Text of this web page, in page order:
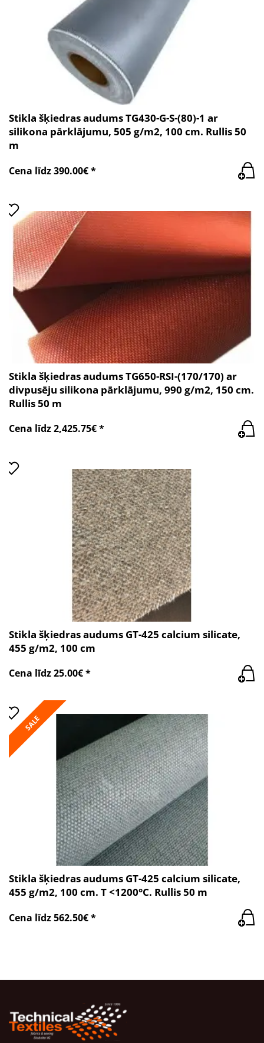
Stikla šķiedras audums TG430-G-S-(80)-1 ar
silikona pārklājumu, 505 g/m2, 100 cm. Rullis 50
m
Cena līdz 390.00€ *
Stikla šķiedras audums TG650-RSI-(170/170) ar
divpusēju silikona pārklājumu, 990 g/m2, 150 cm.
Rullis 50 m
Cena līdz 2,425.75€ *
Stikla šķiedras audums GT-425 calcium silicate,
455 g/m2, 100 cm
Cena līdz 25.00€ *
SALE
Stikla šķiedras audums GT-425 calcium silicate,
455 g/m2, 100 cm. T <1200°C. Rullis 50 m
Cena līdz 562.50€ *